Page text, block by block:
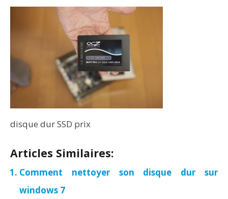
disque dur SSD prix
Articles Similaires:
Comment nettoyer son disque dur sur
windows 7